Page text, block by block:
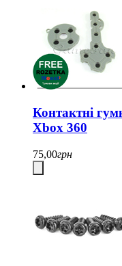
Контактні
Xbox 360
75,00грн